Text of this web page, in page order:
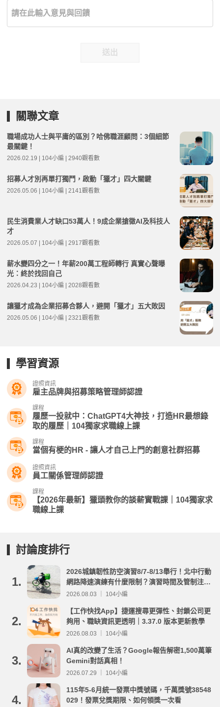
送出
關聯文章
職場成功人士與平庸的區別？哈佛職涯顧問：3個細節
最關鍵！
2026.02.19 | 104小編 | 2940觀看數
招募人才別再單打獨鬥，啟動「獵才」四大關鍵
2026.05.06 | 104小編 | 2141觀看數
民生消費業人才缺口53萬人！9成企業搶徵AI及科技人
才
2026.05.07 | 104小編 | 2917觀看數
薪水變四分之一！年薪200萬工程師轉行 真實心聲曝
光：終於找回自己
2026.04.23 | 104小編 | 2028觀看數
讓獵才成為企業招募合夥人，避開「獵才」五大敗因
2026.05.06 | 104小編 | 2321觀看數
學習資源
證照資訊
雇主品牌與招募策略管理師認證
課程
履歷一投就中：ChatGPT4大神技，打造HR最想錄
取的履歷｜104獨家求職線上課
課程
當個有梗的HR - 讓人才自己上門的創意社群招募
證照資訊
員工關係管理師認證
課程
【2026年最新】獵頭教你的談薪實戰課｜104獨家求
職線上課
討論度排行
1.
2026城鎮韌性防空演習8/7-8/13舉行！北中行動
網路降速演練有什麼限制？演習時間及管制注意
事項整理
2026.08.03 ｜ 104小編
2.
【工作快找App】捷運搜尋更彈性、封鎖公司更
夠用、職缺資訊更透明｜3.37.0 版本更新教學
2026.08.03 ｜ 104小編
3.
AI真的改變了生活？Google報告解密1,500萬筆
Gemini對話真相！
2026.07.29 ｜ 104小編
4.
115年5-6月統一發票中獎號碼，千萬獎號38548
029！發票兌獎期限、如何領獎一次看